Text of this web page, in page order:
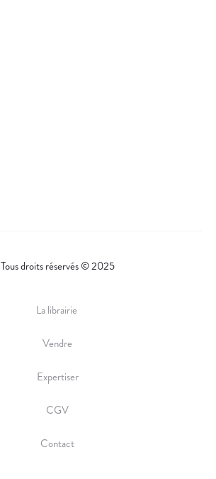
Tous droits réservés © 2025
La librairie
Vendre
Expertiser
CGV
Contact